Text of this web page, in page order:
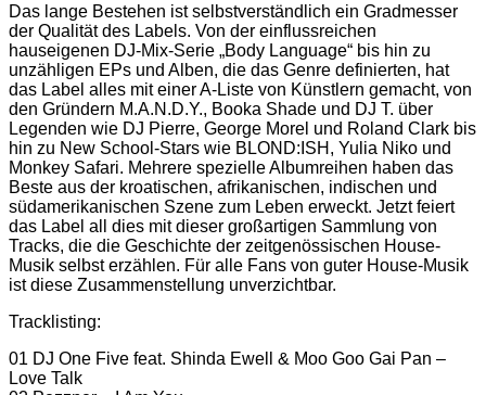
Das lange Bestehen ist selbstverständlich ein Gradmesser
der Qualität des Labels. Von der einflussreichen
hauseigenen DJ-Mix-Serie „Body Language“ bis hin zu
unzähligen EPs und Alben, die das Genre definierten, hat
das Label alles mit einer A-Liste von Künstlern gemacht, von
den Gründern M.A.N.D.Y., Booka Shade und DJ T. über
Legenden wie DJ Pierre, George Morel und Roland Clark bis
hin zu New School-Stars wie BLOND:ISH, Yulia Niko und
Monkey Safari. Mehrere spezielle Albumreihen haben das
Beste aus der kroatischen, afrikanischen, indischen und
südamerikanischen Szene zum Leben erweckt. Jetzt feiert
das Label all dies mit dieser großartigen Sammlung von
Tracks, die die Geschichte der zeitgenössischen House-
Musik selbst erzählen. Für alle Fans von guter House-Musik
ist diese Zusammenstellung unverzichtbar.
Tracklisting:
01 DJ One Five feat. Shinda Ewell & Moo Goo Gai Pan –
Love Talk